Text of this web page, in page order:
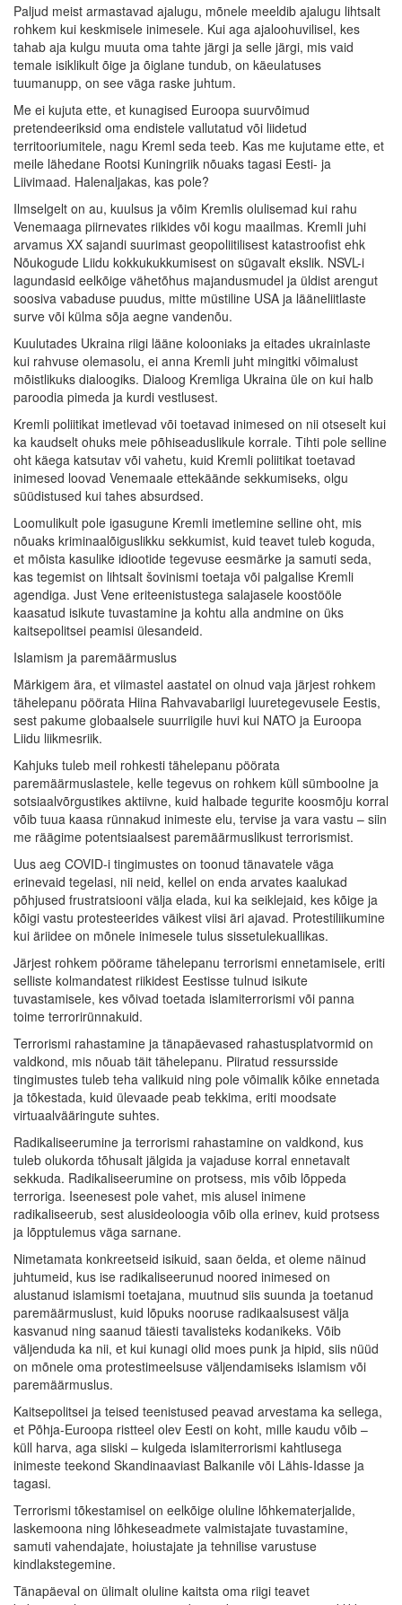
Paljud meist armastavad ajalugu, mõnele meeldib ajalugu lihtsalt
rohkem kui keskmisele inimesele. Kui aga ajaloohuvilisel, kes
tahab aja kulgu muuta oma tahte järgi ja selle järgi, mis vaid
temale isiklikult õige ja õiglane tundub, on käeulatuses
tuumanupp, on see väga raske juhtum.
Me ei kujuta ette, et kunagised Euroopa suurvõimud
pretendeeriksid oma endistele vallutatud või liidetud
territooriumitele, nagu Kreml seda teeb. Kas me kujutame ette, et
meile lähedane Rootsi Kuningriik nõuaks tagasi Eesti- ja
Liivimaad. Halenaljakas, kas pole?
Ilmselgelt on au, kuulsus ja võim Kremlis olulisemad kui rahu
Venemaaga piirnevates riikides või kogu maailmas. Kremli juhi
arvamus XX sajandi suurimast geopoliitilisest katastroofist ehk
Nõukogude Liidu kokkukukkumisest on sügavalt ekslik. NSVL-i
lagundasid eelkõige vähetõhus majandusmudel ja üldist arengut
soosiva vabaduse puudus, mitte müstiline USA ja lääneliitlaste
surve või külma sõja aegne vandenõu.
Kuulutades Ukraina riigi lääne kolooniaks ja eitades ukrainlaste
kui rahvuse olemasolu, ei anna Kremli juht mingitki võimalust
mõistlikuks dialoogiks. Dialoog Kremliga Ukraina üle on kui halb
paroodia pimeda ja kurdi vestlusest.
Kremli poliitikat imetlevad või toetavad inimesed on nii otseselt kui
ka kaudselt ohuks meie põhiseaduslikule korrale. Tihti pole selline
oht käega katsutav või vahetu, kuid Kremli poliitikat toetavad
inimesed loovad Venemaale ettekäände sekkumiseks, olgu
süüdistused kui tahes absurdsed.
Loomulikult pole igasugune Kremli imetlemine selline oht, mis
nõuaks kriminaalõiguslikku sekkumist, kuid teavet tuleb koguda,
et mõista kasulike idiootide tegevuse eesmärke ja samuti seda,
kas tegemist on lihtsalt šovinismi toetaja või palgalise Kremli
agendiga. Just Vene eriteenistustega salajasele koostööle
kaasatud isikute tuvastamine ja kohtu alla andmine on üks
kaitsepolitsei peamisi ülesandeid.
Islamism ja paremäärmuslus
Märkigem ära, et viimastel aastatel on olnud vaja järjest rohkem
tähelepanu pöörata Hiina Rahvavabariigi luuretegevusele Eestis,
sest pakume globaalsele suurriigile huvi kui NATO ja Euroopa
Liidu liikmesriik.
Kahjuks tuleb meil rohkesti tähelepanu pöörata
paremäärmuslastele, kelle tegevus on rohkem küll sümboolne ja
sotsiaalvõrgustikes aktiivne, kuid halbade tegurite koosmõju korral
võib tuua kaasa rünnakud inimeste elu, tervise ja vara vastu – siin
me räägime potentsiaalsest paremäärmuslikust terrorismist.
Uus aeg COVID-i tingimustes on toonud tänavatele väga
erinevaid tegelasi, nii neid, kellel on enda arvates kaalukad
põhjused frustratsiooni välja elada, kui ka seiklejaid, kes kõige ja
kõigi vastu protesteerides väikest viisi äri ajavad. Protestiliikumine
kui äriidee on mõnele inimesele tulus sissetulekuallikas.
Järjest rohkem pöörame tähelepanu terrorismi ennetamisele, eriti
selliste kolmandatest riikidest Eestisse tulnud isikute
tuvastamisele, kes võivad toetada islamiterrorismi või panna
toime terrorirünnakuid.
Terrorismi rahastamine ja tänapäevased rahastusplatvormid on
valdkond, mis nõuab täit tähelepanu. Piiratud ressursside
tingimustes tuleb teha valikuid ning pole võimalik kõike ennetada
ja tõkestada, kuid ülevaade peab tekkima, eriti moodsate
virtuaalvääringute suhtes.
Radikaliseerumine ja terrorismi rahastamine on valdkond, kus
tuleb olukorda tõhusalt jälgida ja vajaduse korral ennetavalt
sekkuda. Radikaliseerumine on protsess, mis võib lõppeda
terroriga. Iseenesest pole vahet, mis alusel inimene
radikaliseerub, sest alusideoloogia võib olla erinev, kuid protsess
ja lõpptulemus väga sarnane.
Nimetamata konkreetseid isikuid, saan öelda, et oleme näinud
juhtumeid, kus ise radikaliseerunud noored inimesed on
alustanud islamismi toetajana, muutnud siis suunda ja toetanud
paremäärmuslust, kuid lõpuks nooruse radikaalsusest välja
kasvanud ning saanud täiesti tavalisteks kodanikeks. Võib
väljenduda ka nii, et kui kunagi olid moes punk ja hipid, siis nüüd
on mõnele oma protestimeelsuse väljendamiseks islamism või
paremäärmuslus.
Kaitsepolitsei ja teised teenistused peavad arvestama ka sellega,
et Põhja-Euroopa ristteel olev Eesti on koht, mille kaudu võib –
küll harva, aga siiski – kulgeda islamiterrorismi kahtlusega
inimeste teekond Skandinaaviast Balkanile või Lähis-Idasse ja
tagasi.
Terrorismi tõkestamisel on eelkõige oluline lõhkematerjalide,
laskemoona ning lõhkeseadmete valmistajate tuvastamine,
samuti vahendajate, hoiustajate ja tehnilise varustuse
kindlakstegemine.
Tänapäeval on ülimalt oluline kaitsta oma riigi teavet